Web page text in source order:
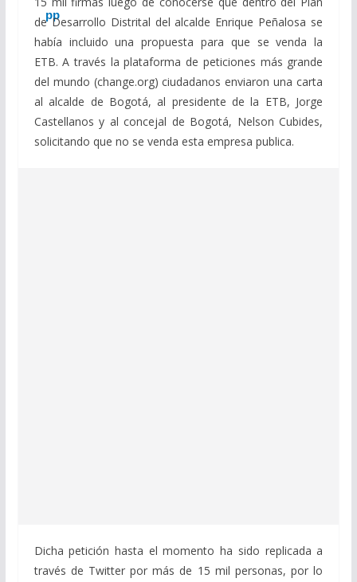
de Desarrollo Distrital del alcalde Enrique Peñalosa se
había incluido una propuesta para que se venda la
ETB. A través la plataforma de peticiones más grande
del mundo (change.org) ciudadanos enviaron una carta
al alcalde de Bogotá, al presidente de la ETB, Jorge
Castellanos y al concejal de Bogotá, Nelson Cubides,
solicitando que no se venda esta empresa publica.
Dicha petición hasta el momento ha sido replicada a
través de Twitter por más de 15 mil personas, por lo